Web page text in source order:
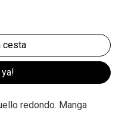
ya!
redondo. Manga